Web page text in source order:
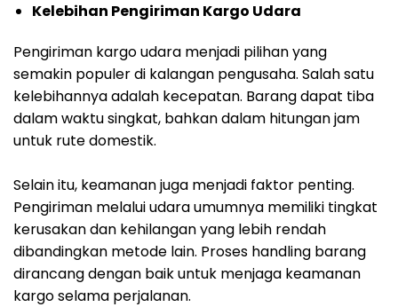
Kelebihan Pengiriman Kargo Udara
Pengiriman kargo udara menjadi pilihan yang
semakin populer di kalangan pengusaha. Salah satu
kelebihannya adalah kecepatan. Barang dapat tiba
dalam waktu singkat, bahkan dalam hitungan jam
untuk rute domestik.
Selain itu, keamanan juga menjadi faktor penting.
Pengiriman melalui udara umumnya memiliki tingkat
kerusakan dan kehilangan yang lebih rendah
dibandingkan metode lain. Proses handling barang
dirancang dengan baik untuk menjaga keamanan
kargo selama perjalanan.